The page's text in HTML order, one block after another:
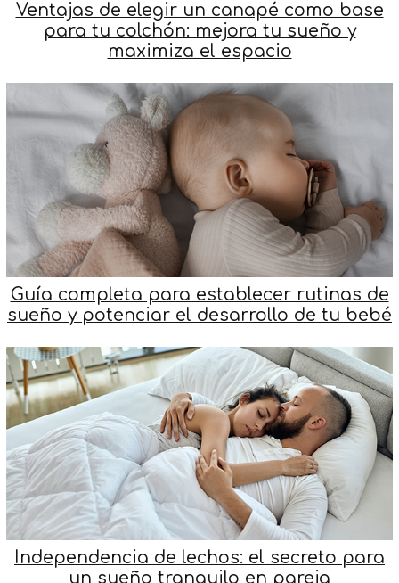
Ventajas de elegir un canapé como base
para tu colchón: mejora tu sueño y
maximiza el espacio
Guía completa para establecer rutinas de
sueño y potenciar el desarrollo de tu bebé
Independencia de lechos: el secreto para
un sueño tranquilo en pareja